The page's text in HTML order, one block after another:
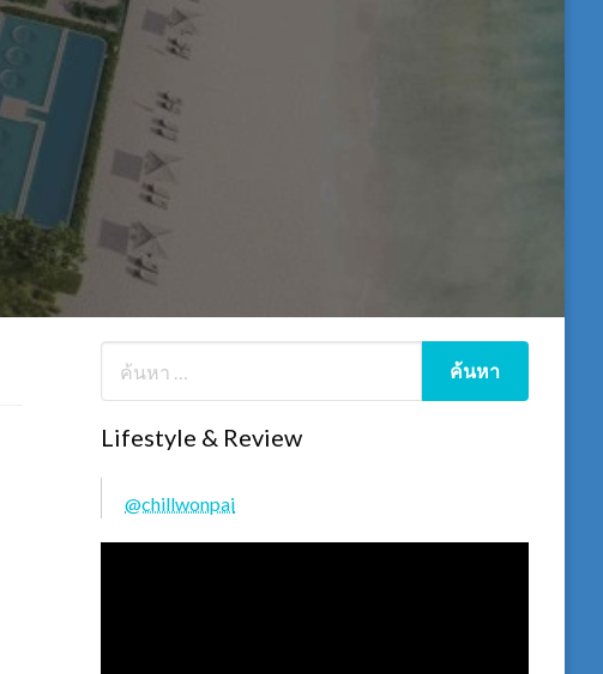
Lifestyle & Review
@chillwonpai